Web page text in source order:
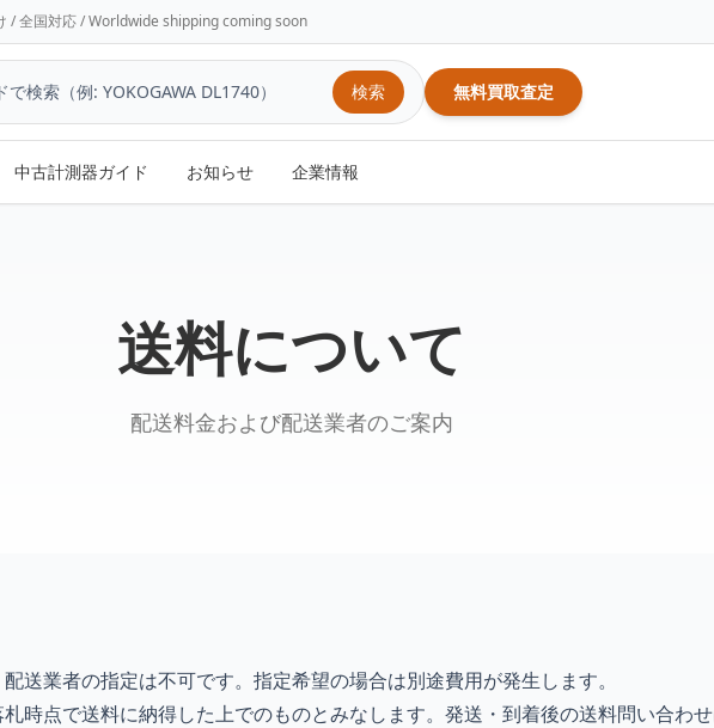
/ 全国対応 / Worldwide shipping coming soon
検索 無料買取査定
中古計測器ガイド お知らせ 企業情報
送料について
配送料金および配送業者のご案内
送業者の指定は不可です。指定希望の場合は別途費用が発生します。
時点で送料に納得した上でのものとみなします。発送・到着後の送料問い合わせ